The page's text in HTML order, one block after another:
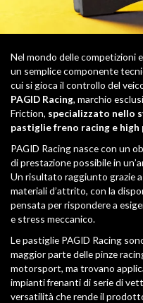
Nel mondo delle competizioni
un semplice componente
cui si gioca il controllo del
PAGID Racing, marchio
Friction, specializzato nello
pastiglie freno racing e high
PAGID Racing nasce con un
di prestazione possibile in
Un risultato raggiunto grazie
materiali d’attrito, con la
pensata per rispondere a
e stress meccanico.
Le pastiglie PAGID Racing
maggior parte delle pinze
motorsport, ma trovano
impianti frenanti di serie di
versatilità che rende il